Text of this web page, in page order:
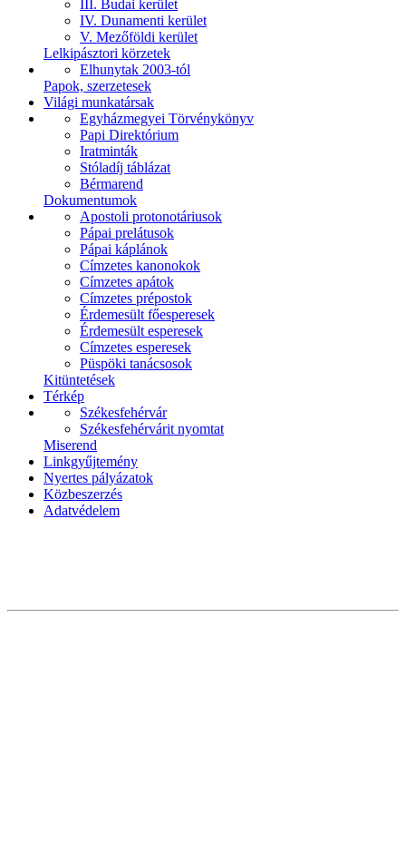
III. Budai kerület
IV. Dunamenti kerület
V. Mezőföldi kerület
Lelkipásztori körzetek
Elhunytak 2003-tól
Papok, szerzetesek
Világi munkatársak
Egyházmegyei Törvénykönyv
Papi Direktórium
Iratminták
Stóladíj táblázat
Bérmarend
Dokumentumok
Apostoli protonotáriusok
Pápai prelátusok
Pápai káplánok
Címzetes kanonokok
Címzetes apátok
Címzetes prépostok
Érdemesült főesperesek
Érdemesült esperesek
Címzetes esperesek
Püspöki tanácsosok
Kitüntetések
Térkép
Székesfehérvár
Székesfehérvárit nyomtat
Miserend
Linkgyűjtemény
Nyertes pályázatok
Közbeszerzés
Adatvédelem